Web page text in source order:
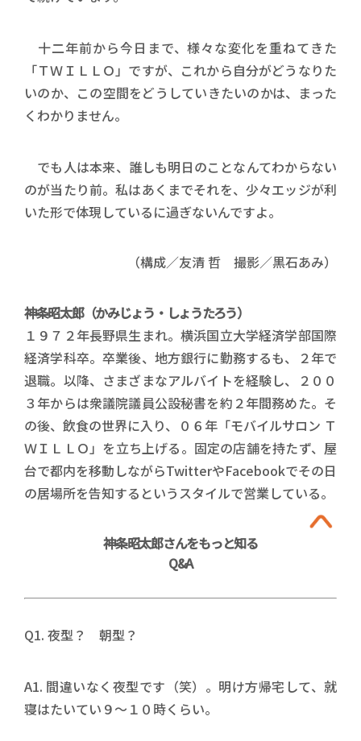
十二年前から今日まで、様々な変化を重ねてきた
「ＴＷＩＬＬＯ」ですが、これから自分がどうなりた
いのか、この空間をどうしていきたいのかは、まった
くわかりません。
でも人は本来、誰しも明日のことなんてわからない
のが当たり前。私はあくまでそれを、少々エッジが利
いた形で体現しているに過ぎないんですよ。
（構成／友清 哲 撮影／黒石あみ）
神条昭太郎（かみじょう・しょうたろう）
１９７２年長野県生まれ。横浜国立大学経済学部国際
経済学科卒。卒業後、地方銀行に勤務するも、２年で
退職。以降、さまざまなアルバイトを経験し、２００
３年からは衆議院議員公設秘書を約２年間務めた。そ
の後、飲食の世界に入り、０６年「モバイルサロン Ｔ
ＷＩＬＬＯ」を立ち上げる。固定の店舗を持たず、屋
台で都内を移動しながらTwitterやFacebookでその日
の居場所を告知するというスタイルで営業している。
神条昭太郎さんをもっと知る
Q&A
Q1. 夜型？ 朝型？
A1. 間違いなく夜型です（笑）。明け方帰宅して、就
寝はたいてい９～１０時くらい。